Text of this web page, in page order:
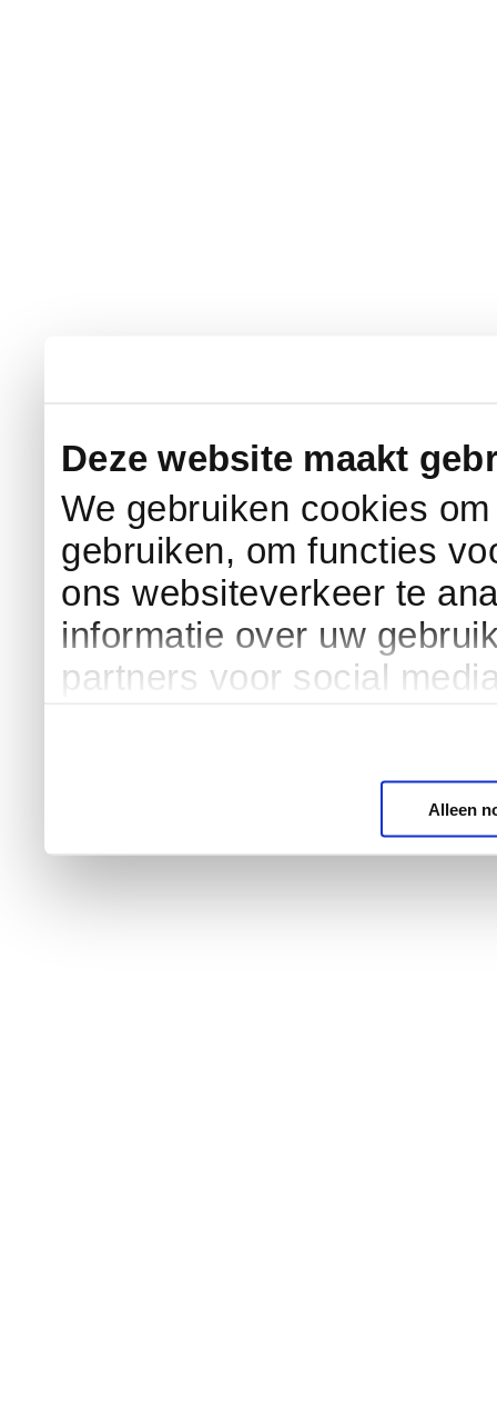
Deze website maakt
We gebruiken cookies
gebruiken, om functies
ons websiteverkeer te
informatie over uw
partners voor social
Alleen